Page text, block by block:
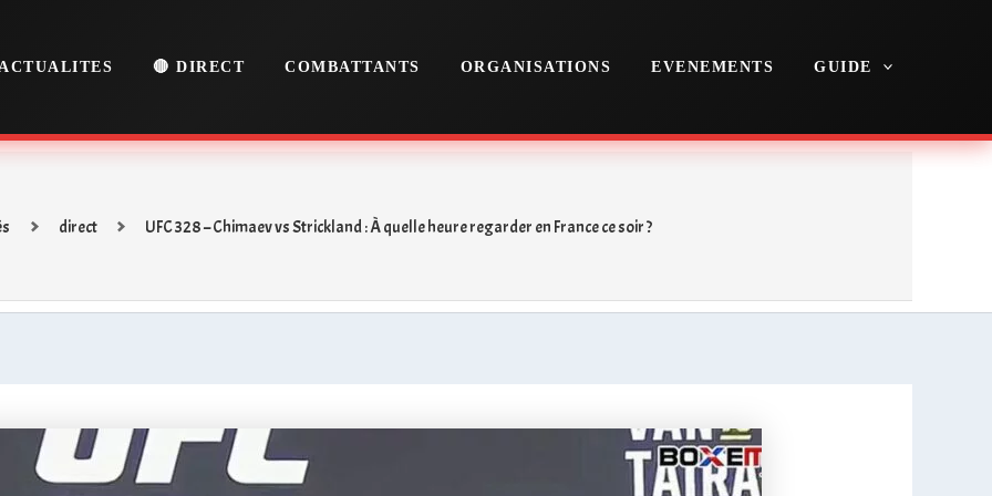
ACTUALITES 🔴 DIRECT COMBATTANTS ORGANISATIONS EVENEMENTS GUIDE
direct UFC 328 – Chimaev vs Strickland : À quelle heure regarder en France ce soir ?